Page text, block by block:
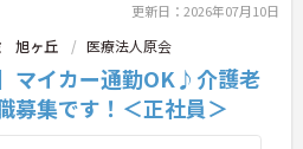
更新日：2026年07月10日
旭ヶ丘 医療法人原会
マイカー通勤OK♪介護老
募集です！＜正社員＞